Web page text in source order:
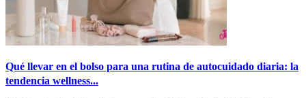
Qué llevar en el bolso para una rutina de autocuidado diaria: la
tendencia wellness...